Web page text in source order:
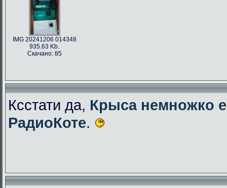
IMG 20241206 014348
935.63 Kb.
Скачано: 85
Ксстати да, Крыса немножко
РадиоКоте.